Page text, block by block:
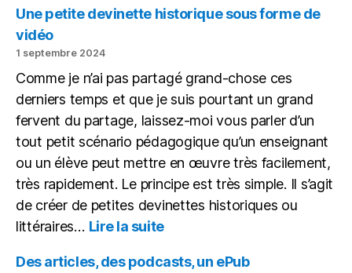
l’IA,
tout
le
monde
à
égalité
Une petite devinette historique sous forme de
vidéo
1 septembre 2024
Comme je n’ai pas partagé grand-chose ces
derniers temps et que je suis pourtant un grand
fervent du partage, laissez-moi vous parler d’un
tout petit scénario pédagogique qu’un enseignant
ou un élève peut mettre en œuvre très facilement,
très rapidement. Le principe est très simple. Il s’agit
de créer de petites devinettes historiques ou
littéraires… Lire la suite:
petite
Des articles, des podcasts, un ePub